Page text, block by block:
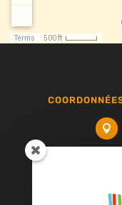

